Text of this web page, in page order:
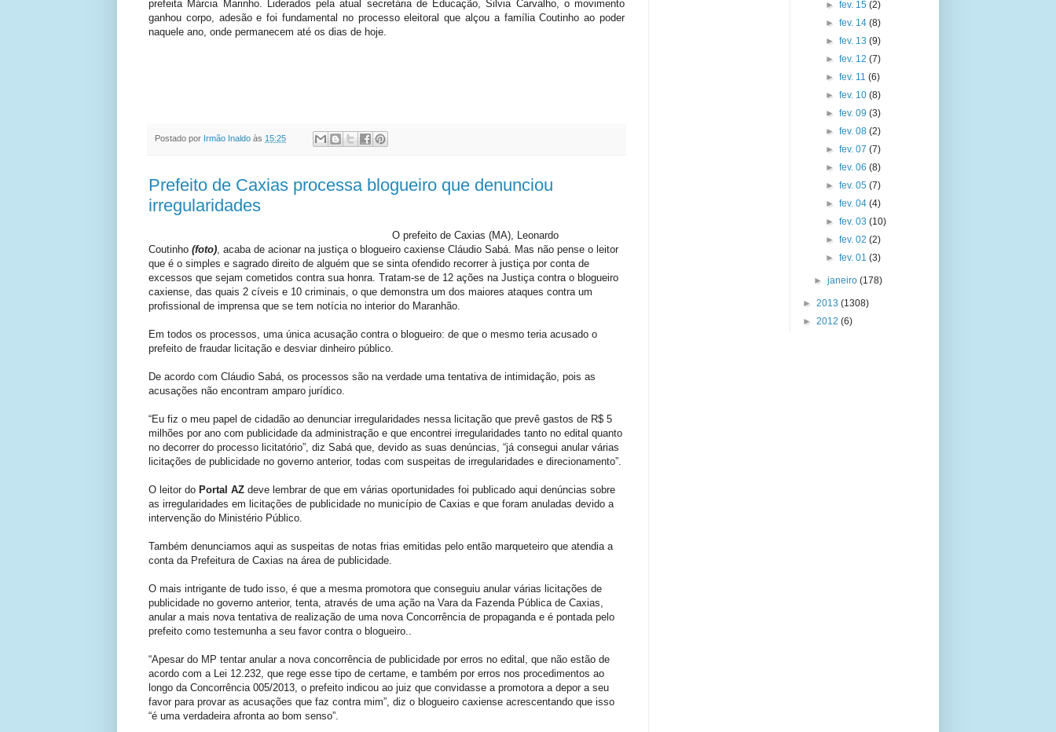
prefeita Márcia Marinho. Liderados pela atual secretária de Educação, Silvia Carvalho, o movimento
ganhou corpo, adesão e foi fundamental no processo eleitoral que alçou a família Coutinho ao poder
naquele ano, onde permanecem até os dias de hoje.
Postado por Irmão Inaldo às 15:25
Prefeito de Caxias processa blogueiro que denunciou
irregularidades
O prefeito de Caxias (MA), Leonardo
Coutinho (foto), acaba de acionar na justiça o blogueiro caxiense Cláudio Sabá. Mas não pense o leitor
que é o simples e sagrado direito de alguém que se sinta ofendido recorrer à justiça por conta de
excessos que sejam cometidos contra sua honra. Tratam-se de 12 ações na Justiça contra o blogueiro
caxiense, das quais 2 cíveis e 10 criminais, o que demonstra um dos maiores ataques contra um
profissional de imprensa que se tem notícia no interior do Maranhão.
Em todos os processos, uma única acusação contra o blogueiro: de que o mesmo teria acusado o
prefeito de fraudar licitação e desviar dinheiro público.
De acordo com Cláudio Sabá, os processos são na verdade uma tentativa de intimidação, pois as
acusações não encontram amparo jurídico.
“Eu fiz o meu papel de cidadão ao denunciar irregularidades nessa licitação que prevê gastos de R$ 5
milhões por ano com publicidade da administração e que encontrei irregularidades tanto no edital quanto
no decorrer do processo licitatório”, diz Sabá que, devido as suas denúncias, “já consegui anular várias
licitações de publicidade no governo anterior, todas com suspeitas de irregularidades e direcionamento”.
O leitor do Portal AZ deve lembrar de que em várias oportunidades foi publicado aqui denúncias sobre
as irregularidades em licitações de publicidade no município de Caxias e que foram anuladas devido a
intervenção do Ministério Público.
Também denunciamos aqui as suspeitas de notas frias emitidas pelo então marqueteiro que atendia a
conta da Prefeitura de Caxias na área de publicidade.
O mais intrigante de tudo isso, é que a mesma promotora que conseguiu anular várias licitações de
publicidade no governo anterior, tenta, através de uma ação na Vara da Fazenda Pública de Caxias,
anular a mais nova tentativa de realização de uma nova Concorrência de propaganda e é pontada pelo
prefeito como testemunha a seu favor contra o blogueiro..
“Apesar do MP tentar anular a nova concorrência de publicidade por erros no edital, que não estão de
acordo com a Lei 12.232, que rege esse tipo de certame, e também por erros nos procedimentos ao
longo da Concorrência 005/2013, o prefeito indicou ao juiz que convidasse a promotora a depor a seu
favor para provar as acusações que faz contra mim”, diz o blogueiro caxiense acrescentando que isso
“é uma verdadeira afronta ao bom senso”.
► fev. 15 (2)
► fev. 14 (8)
► fev. 13 (9)
► fev. 12 (7)
► fev. 11 (6)
► fev. 10 (8)
► fev. 09 (3)
► fev. 08 (2)
► fev. 07 (7)
► fev. 06 (8)
► fev. 05 (7)
► fev. 04 (4)
► fev. 03 (10)
► fev. 02 (2)
► fev. 01 (3)
►janeiro(178)
► 2013 (1308)
► 2012 (6)